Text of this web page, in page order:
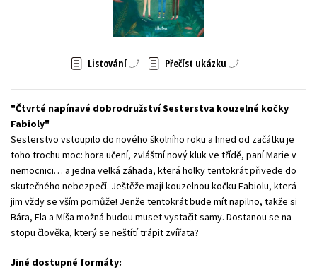
Zahraniční literatura
Listování Přečíst ukázku
Čtvrté napínavé dobrodružství Sesterstva kouzelné kočky
Fabioly
Sesterstvo vstoupilo do nového školního roku a hned od začátku je
toho trochu moc: hora učení, zvláštní nový kluk ve třídě, paní Marie v
nemocnici… a jedna velká záhada, která holky tentokrát přivede do
skutečného nebezpečí. Ještěže mají kouzelnou kočku Fabiolu, která
jim vždy se vším pomůže! Jenže tentokrát bude mít napilno, takže si
Bára, Ela a Míša možná budou muset vystačit samy. Dostanou se na
stopu člověka, který se neštítí trápit zvířata?
Jiné dostupné formáty: